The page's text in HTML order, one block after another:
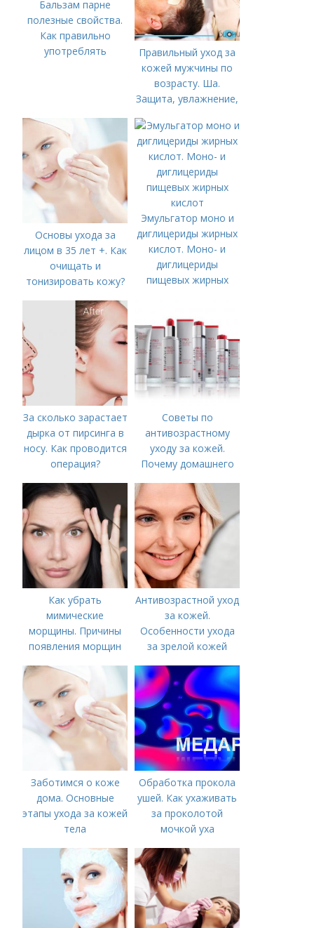
Бальзам парне
полезные свойства.
Как правильно
употреблять
Правильный уход за
кожей мужчины по
возрасту. Ша.
Защита, увлажнение,
Основы ухода за
лицом в 35 лет +. Как
очищать и
тонизировать кожу?
Эмульгатор моно и
диглицериды жирных
кислот. Моно- и
диглицериды
пищевых жирных
За сколько зарастает
дырка от пирсинга в
носу. Как проводится
операция?
Советы по
антивозрастному
уходу за кожей.
Почему домашнего
Как убрать
мимические
морщины. Причины
появления морщин
Антивозрастной уход
за кожей.
Особенности ухода
за зрелой кожей
Заботимся о коже
дома. Основные
этапы ухода за кожей
тела
Обработка прокола
ушей. Как ухаживать
за проколотой
мочкой уха